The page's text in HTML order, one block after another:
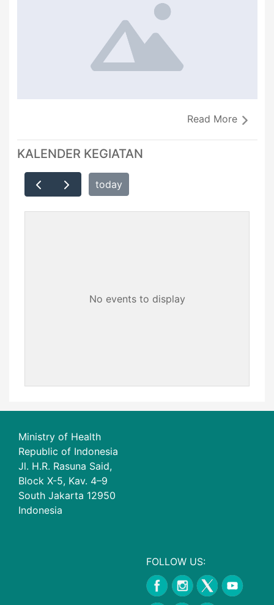
Read More
KALENDER KEGIATAN
today
No events to display
Ministry of Health
Republic of Indonesia
Jl. H.R. Rasuna Said,
Block X-5, Kav. 4–9
South Jakarta 12950
Indonesia
FOLLOW US: